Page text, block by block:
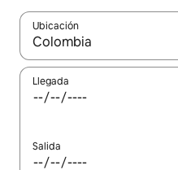
Ubicación
Cuando los resultados
Llegada
Salida